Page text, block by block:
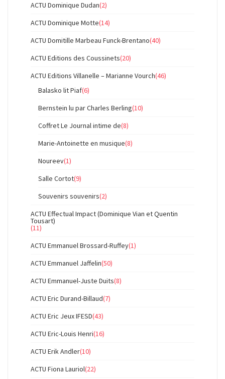
ACTU Dominique Dudan(2)
ACTU Dominique Motte(14)
ACTU Domitille Marbeau Funck-Brentano(40)
ACTU Editions des Coussinets(20)
ACTU Editions Villanelle – Marianne Vourch(46)
Balasko lit Piaf(6)
Bernstein lu par Charles Berling(10)
Coffret Le Journal intime de(8)
Marie-Antoinette en musique(8)
Noureev(1)
Salle Cortot(9)
Souvenirs souvenirs(2)
ACTU Effectual Impact (Dominique Vian et Quentin
Tousart)
(11)
ACTU Emmanuel Brossard-Ruffey(1)
ACTU Emmanuel Jaffelin(50)
ACTU Emmanuel-Juste Duits(8)
ACTU Eric Durand-Billaud(7)
ACTU Eric Jeux IFESD(43)
ACTU Eric-Louis Henri(16)
ACTU Erik Andler(10)
ACTU Fiona Lauriol(22)